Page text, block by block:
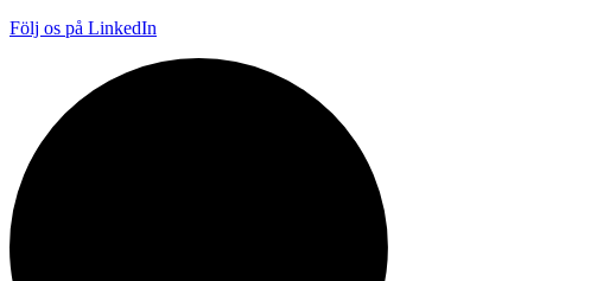
Följ os på LinkedIn